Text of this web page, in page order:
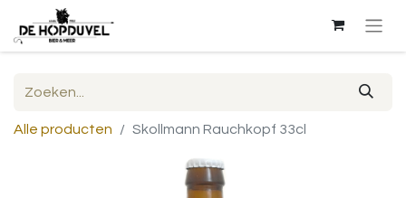
Alle producten Skollmann Rauchkopf 33cl